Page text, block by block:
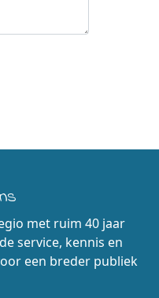
met ruim 40 jaar
service, kennis en
een breder publiek